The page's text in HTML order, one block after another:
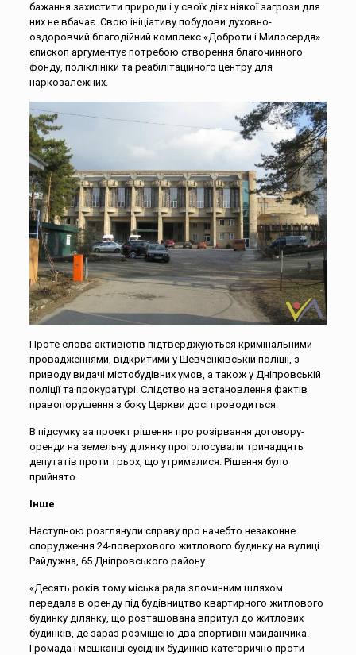
бажання захистити природи і у своїх діях ніякої загрози для
них не вбачає. Свою ініціативу побудови духовно-
оздоровчий благодійний комплекс «Доброти і Милосердя»
єпископ аргументує потребою створення благочинного
фонду, поліклініки та реабілітаційного центру для
наркозалежних.
Проте слова активістів підтверджуються кримінальними
провадженнями, відкритими у Шевченківській поліції, з
приводу видачі містобудівних умов, а також у Дніпровській
поліції та прокуратурі. Слідство на встановлення фактів
правопорушення з боку Церкви досі проводиться.
В підсумку за проект рішення про розірвання договору-
оренди на земельну ділянку проголосували тринадцять
депутатів проти трьох, що утрималися. Рішення було
прийнято.
Інше
Наступною розглянули справу про начебто незаконне
спорудження 24-поверхового житлового будинку на вулиці
Райдужна, 65 Дніпровського району.
«Десять років тому міська рада злочинним шляхом
передала в оренду під будівництво квартирного житлового
будинку ділянку, що розташована впритул до житлових
будинків, де зараз розміщено два спортивні майданчика.
Громада і мешканці сусідніх будинків категорично проти